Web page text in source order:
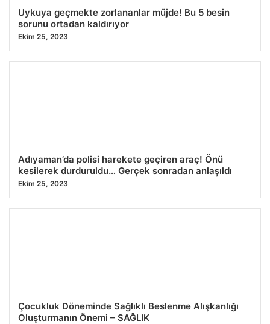
Uykuya geçmekte zorlananlar müjde! Bu 5 besin
sorunu ortadan kaldırıyor
Ekim 25, 2023
Adıyaman’da polisi harekete geçiren araç! Önü
kesilerek durduruldu… Gerçek sonradan anlaşıldı
Ekim 25, 2023
Çocukluk Döneminde Sağlıklı Beslenme Alışkanlığı
Oluşturmanın Önemi – SAĞLIK